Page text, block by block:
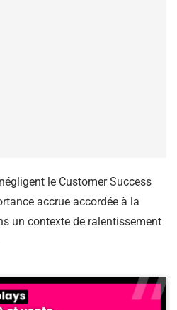
le Customer Success
accrue accordée à la
un contexte de ralentissement